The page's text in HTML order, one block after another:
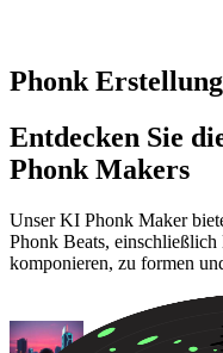
Phonk
Entdecken Sie
Phonk Makers
Unser KI Phonk Maker
Phonk Beats,
komponieren, zu formen